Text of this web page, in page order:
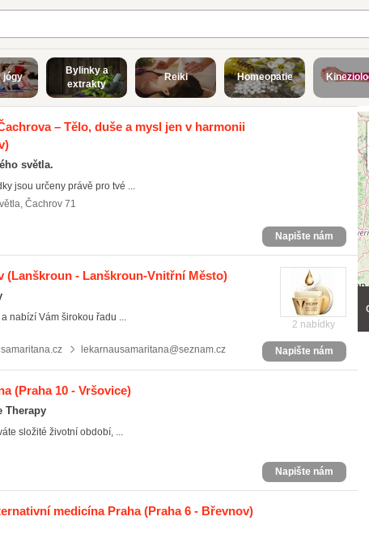
jógy
Bylinky a
extrakty
Reiki Homeopatie
– Tělo, duše a mysl jen v harmonii
světla.
jsou určeny právě pro tvé ...
Čachrov 71
Napište nám
(Lanškroun - Lanškroun-Vnitřní Město)
nabízí Vám širokou řadu ...
lekarnausamaritana@seznam.cz
2 nabídky
Napište nám
(Praha 10 - Vršovice)
Therapy
složité životní období, ...
Napište nám
medicína Praha(Praha 6 - Břevnov)